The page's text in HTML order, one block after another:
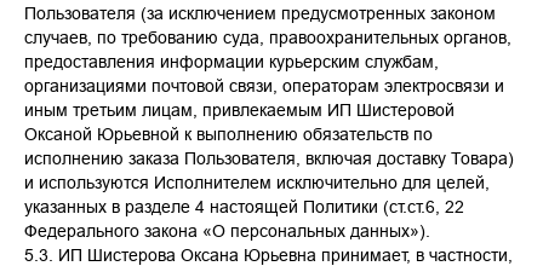
Пользователя (за исключением предусмотренных законом
случаев, по требованию суда, правоохранительных органов,
предоставления информации курьерским службам,
организациями почтовой связи, операторам электросвязи и
иным третьим лицам, привлекаемым ИП Шистеровой
Оксаной Юрьевной к выполнению обязательств по
исполнению заказа Пользователя, включая доставку Товара)
и используются Исполнителем исключительно для целей,
указанных в разделе 4 настоящей Политики (ст.ст.6, 22
Федерального закона «О персональных данных»).
5.3. ИП Шистерова Оксана Юрьевна принимает, в частности,